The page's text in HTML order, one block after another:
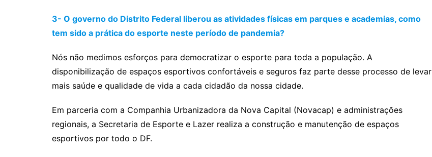
3- O governo do Distrito Federal liberou as atividades físicas em parques e academias, como
tem sido a prática do esporte neste período de pandemia?
Nós não medimos esforços para democratizar o esporte para toda a população. A
disponibilização de espaços esportivos confortáveis e seguros faz parte desse processo de levar
mais saúde e qualidade de vida a cada cidadão da nossa cidade.
Em parceria com a Companhia Urbanizadora da Nova Capital (Novacap) e administrações
regionais, a Secretaria de Esporte e Lazer realiza a construção e manutenção de espaços
esportivos por todo o DF.